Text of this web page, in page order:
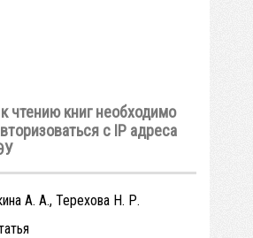
чтению книг необходимо
с IP адреса
А. А., Терехова Н. Р.